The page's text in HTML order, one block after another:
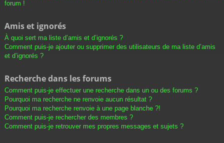
forum !
Amis et ignorés
À quoi sert ma liste d’amis et d’ignorés ?
Comment puis-je ajouter ou supprimer des utilisateurs de ma liste d’amis
et d’ignorés ?
Recherche dans les forums
Comment puis-je effectuer une recherche dans un ou des forums ?
Pourquoi ma recherche ne renvoie aucun résultat ?
Pourquoi ma recherche renvoie à une page blanche ?!
Comment puis-je rechercher des membres ?
Comment puis-je retrouver mes propres messages et sujets ?